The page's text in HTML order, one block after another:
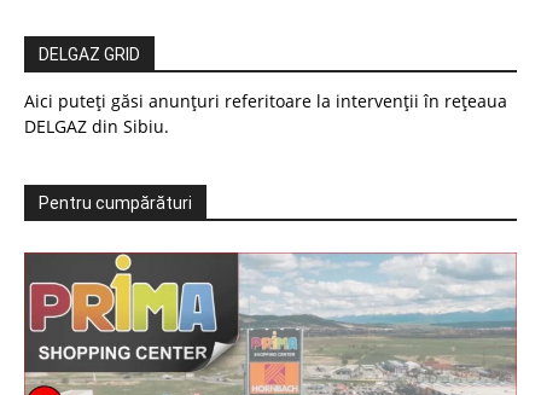
DELGAZ GRID
Aici puteți găsi anunțuri referitoare la intervenții în rețeaua
DELGAZ din Sibiu.
Pentru cumpărături